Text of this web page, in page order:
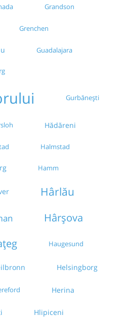
Grandson
Grenchen
Guadalajara
Gurbănești
Hădăreni
Halmstad
Hamm
Hârlău
Hârșova
Haugesund
Helsingborg
Herina
Hlipiceni